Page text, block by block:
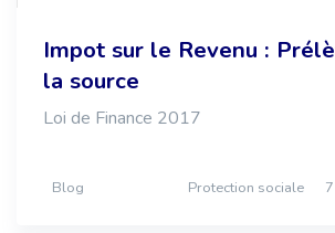
Impot sur le Revenu :
la source
Loi de Finance 2017
Blog Protection sociale